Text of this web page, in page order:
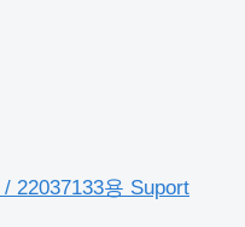
22037133용 Suport